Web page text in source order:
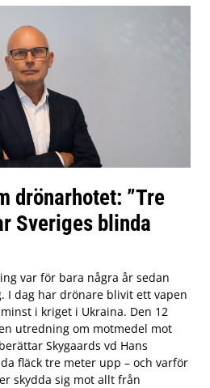
drönarhotet: ”Tre
Sveriges blinda
var för bara några år sedan
I dag har drönare blivit ett vapen
i kriget i Ukraina. Den 12
utredning om motmedel mot
Skygaards vd Hans
fläck tre meter upp – och varför
skydda sig mot allt från